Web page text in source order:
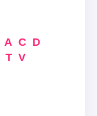
A C D
T V